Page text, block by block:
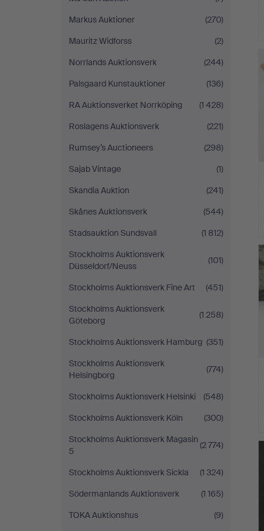
Markus Auktioner
(270)
Mauritz Widforss
(2)
Norrlands Auktionsverk
(244)
Palsgaard Kunstauktioner
(136)
RA Auktionsverket Norrköping
(1 428)
Roslagens Auktionsverk
(221)
Rumsey’s Auctioneers
(298)
Sajab Vintage
(1)
Skandia Auktion
(241)
Skånes Auktionsverk
(544)
Stadsauktion Sundsvall
(1 812)
Stockholms Auktionsverk
Düsseldorf/Neuss
(101)
Stockholms Auktionsverk Fine Art
(451)
Stockholms Auktionsverk
Göteborg
(1 258)
Stockholms Auktionsverk Hamburg (351)
Stockholms Auktionsverk
Helsingborg
(774)
Stockholms Auktionsverk Helsinki
(548)
Stockholms Auktionsverk Köln
(300)
Stockholms Auktionsverk Magasin
5
(2 774)
Stockholms Auktionsverk Sickla
(1 324)
Södermanlands Auktionsverk
(1 165)
TOKA Auktionshus
(9)